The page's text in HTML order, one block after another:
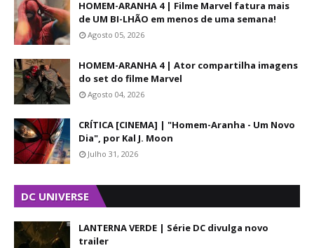
HOMEM-ARANHA 4 | Filme Marvel fatura mais
de UM BI-LHÃO em menos de uma semana!
Agosto 05, 2026
HOMEM-ARANHA 4 | Ator compartilha imagens
do set do filme Marvel
Agosto 04, 2026
CRÍTICA [CINEMA] | "Homem-Aranha - Um Novo
Dia", por Kal J. Moon
Julho 31, 2026
DC UNIVERSE
LANTERNA VERDE | Série DC divulga novo
trailer